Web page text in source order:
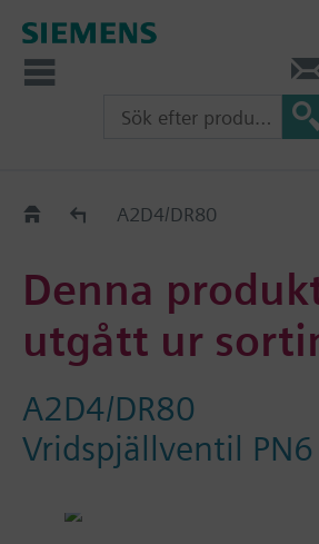
Old2NewA2D4/DR80
Denna
utgått ur
A2D4/DR80
Vridspjällventil PN6